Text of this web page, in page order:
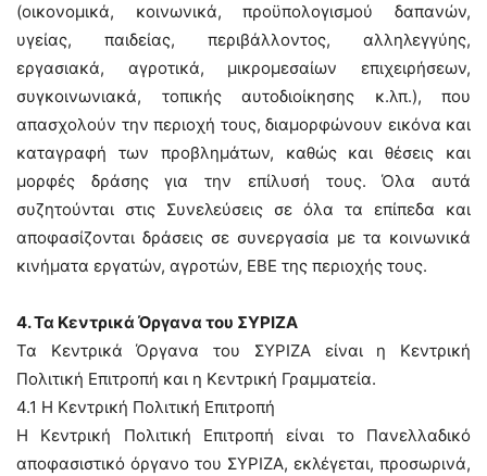
(οικονομικά, κοινωνικά, προϋπολογισμού δαπανών,
υγείας, παιδείας, περιβάλλοντος, αλληλεγγύης,
εργασιακά, αγροτικά, μικρομεσαίων επιχειρήσεων,
συγκοινωνιακά, τοπικής αυτοδιοίκησης κ.λπ.), που
απασχολούν την περιοχή τους, διαμορφώνουν εικόνα και
καταγραφή των προβλημάτων, καθώς και θέσεις και
μορφές δράσης για την επίλυσή τους. Όλα αυτά
συζητούνται στις Συνελεύσεις σε όλα τα επίπεδα και
αποφασίζονται δράσεις σε συνεργασία με τα κοινωνικά
κινήματα εργατών, αγροτών, ΕΒΕ της περιοχής τους.
4. Τα Κεντρικά Όργανα του ΣΥΡΙΖΑ
Τα Κεντρικά Όργανα του ΣΥΡΙΖΑ είναι η Κεντρική
Πολιτική Επιτροπή και η Κεντρική Γραμματεία.
4.1 Η Κεντρική Πολιτική Επιτροπή
Η Κεντρική Πολιτική Επιτροπή είναι το Πανελλαδικό
αποφασιστικό όργανο του ΣΥΡΙΖΑ, εκλέγεται, προσωρινά,